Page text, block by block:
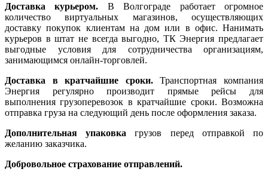
Доставка курьером. В Волгограде работает огромное
количество виртуальных магазинов, осуществляющих
доставку покупок клиентам на дом или в офис. Нанимать
курьеров в штат не всегда выгодно, ТК Энергия предлагает
выгодные условия для сотрудничества организациям,
занимающимся онлайн-торговлей.
Доставка в кратчайшие сроки.Транспортная компания
Энергия регулярно производит прямые рейсы для
выполнения грузоперевозок в кратчайшие сроки. Возможна
отправка груза на следующий день после оформления заказа.
Дополнительная упаковкагрузов перед отправкой по
желанию заказчика.
Добровольное страхование отправлений.